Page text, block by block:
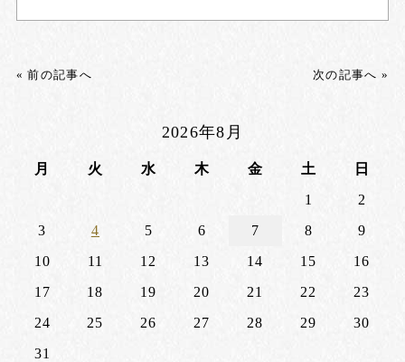
« 前の記事へ 次の記事へ »
2026年8月
月 火 水 木 金 土
日
1
2
3
4 5 6 7 8
9
10
11 12 13 14 15
16
17
18 19 20 21 22
23
24
25 26 27 28 29
30
31